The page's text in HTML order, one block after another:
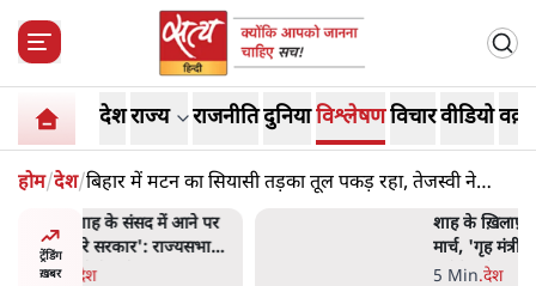
देशराज्य राजनीतिदुनियाविश्लेषणविचारवीडियो
होम/देश/बिहार में मटन का सियासी तड़का तूल पकड़ रहा, तेजस्वी ने
वीडियो शेयर किया
ट्रेंडिंग
ख़बर
शाह के ख़िलाफ़ संसद में विपक्ष का
मार्च, 'गृह मंत्री मुंह छुपा रहे हैं
क्योंकि वो छात्रों के गुनहगार हैं'